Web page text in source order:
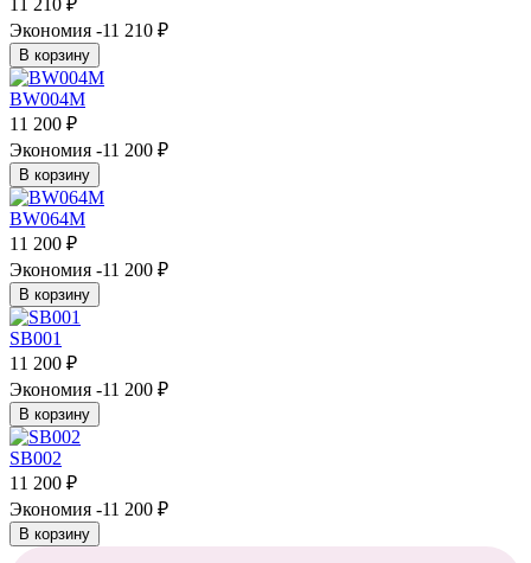
11 210 ₽
Экономия -11 210 ₽
В корзину
BW004M
11 200 ₽
Экономия -11 200 ₽
В корзину
BW064M
11 200 ₽
Экономия -11 200 ₽
В корзину
SB001
11 200 ₽
Экономия -11 200 ₽
В корзину
SB002
11 200 ₽
Экономия -11 200 ₽
В корзину